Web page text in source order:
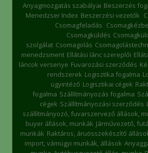
Anyagmozgatás szabályai Beszerzés
Menedzser Index Beszerzési vezetők
Csomagfeladás
Csomagküldés
szolgálat Csomagolás
menedzsment Ellátási lánc szereplői
láncok versenye Fuvarozási szerződés
rendszerek Logisztika fogalma
ügyintéző Logisztikai cégek
fogalma Szállítmányozás fogalma
cégek Szállítmányozási szerződés
szállítmányozó, fuvarszervező állások,
buyer állások, munkák Járművezető,
munkák Raktáros, áruösszekészítő
import, vámügyi munkák, állások